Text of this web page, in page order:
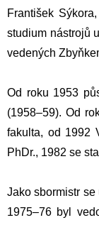
František Sýkora,
studium nástrojů u
vedených
Od roku 1953
(1958–59). Od
fakulta, od 1992
PhDr., 1982 se
Jako sbormistr
1975–76 byl